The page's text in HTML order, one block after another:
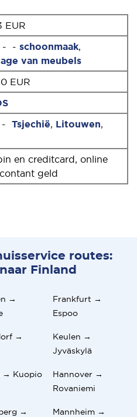
EUR
- - schoonmaak,
van meubels
EUR
-
Tsjechië, Litouwen,
en creditcard, online
geld
routes:
Finland
→
Frankfurt →
Espoo
→
Keulen →
Jyväskylä
→ Kuopio
Hannover →
Rovaniemi
→
Mannheim →